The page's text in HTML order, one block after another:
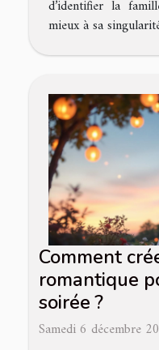
d’identifier la
mieux à sa
Comment
romantique
soirée ?
Samedi 6 décembre